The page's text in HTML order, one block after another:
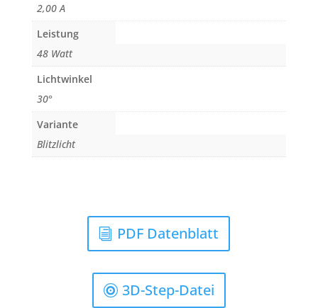
2,00 A
Leistung
48 Watt
Lichtwinkel
30°
Variante
Blitzlicht
PDF Datenblatt
3D-Step-Datei